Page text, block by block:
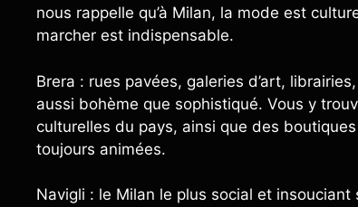
nous rappelle qu’à Milan, la mode est
marcher est indispensable.
Brera : rues pavées, galeries d’art,
aussi bohème que sophistiqué. Vous y
culturelles du pays, ainsi que des
toujours animées.
Navigli : le Milan le plus social et